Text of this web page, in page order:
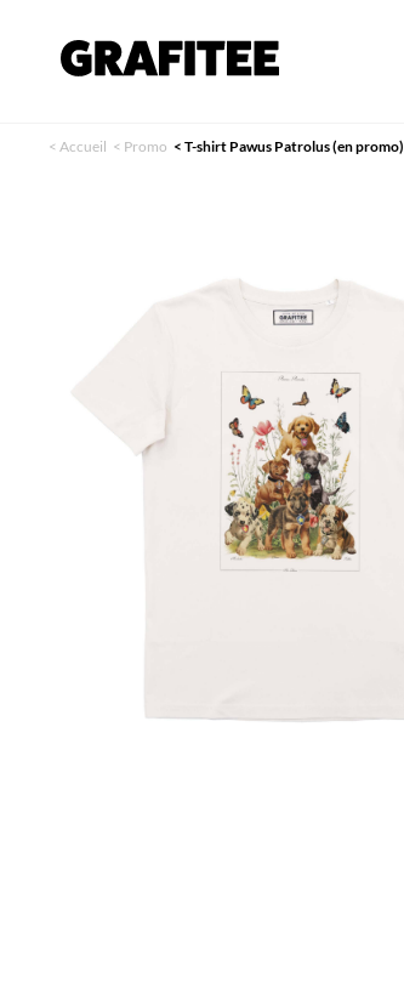
< Accueil < Promo < T-shirt Pawus Patrolus (en promo)